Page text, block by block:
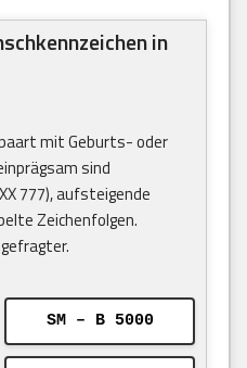
in
mit Geburts- oder
sind
777), aufsteigende
Zeichenfolgen.
SM – B 5000